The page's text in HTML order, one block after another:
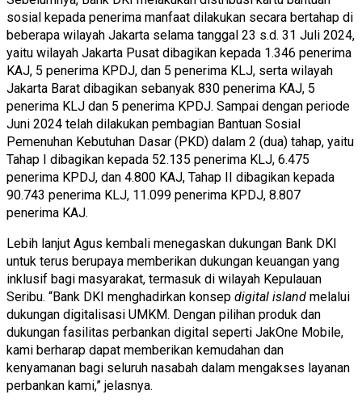
sosial kepada penerima manfaat dilakukan secara bertahap di
beberapa wilayah Jakarta selama tanggal 23 s.d. 31 Juli 2024,
yaitu wilayah Jakarta Pusat dibagikan kepada 1.346 penerima
KAJ, 5 penerima KPDJ, dan 5 penerima KLJ, serta wilayah
Jakarta Barat dibagikan sebanyak 830 penerima KAJ, 5
penerima KLJ dan 5 penerima KPDJ. Sampai dengan periode
Juni 2024 telah dilakukan pembagian Bantuan Sosial
Pemenuhan Kebutuhan Dasar (PKD) dalam 2 (dua) tahap, yaitu
Tahap I dibagikan kepada 52.135 penerima KLJ, 6.475
penerima KPDJ, dan 4.800 KAJ, Tahap II dibagikan kepada
90.743 penerima KLJ, 11.099 penerima KPDJ, 8.807
penerima KAJ.
Lebih lanjut Agus kembali menegaskan dukungan Bank DKI
untuk terus berupaya memberikan dukungan keuangan yang
inklusif bagi masyarakat, termasuk di wilayah Kepulauan
Seribu. “Bank DKI menghadirkan konsep digital island melalui
dukungan digitalisasi UMKM. Dengan pilihan produk dan
dukungan fasilitas perbankan digital seperti JakOne Mobile,
kami berharap dapat memberikan kemudahan dan
kenyamanan bagi seluruh nasabah dalam mengakses layanan
perbankan kami,” jelasnya.